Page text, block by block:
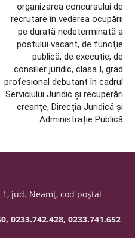
organizarea concursului de
recrutare în vederea ocupării
pe durată nedeterminată a
postului vacant, de funcţie
publică, de execuție, de
consilier juridic, clasa I, grad
profesional debutant în cadrul
Serviciului Juridic și recuperări
creanțe, Direcția Juridică și
Administrație Publică
1, jud. Neamţ, cod poştal
0233.742.428, 0233.741.652